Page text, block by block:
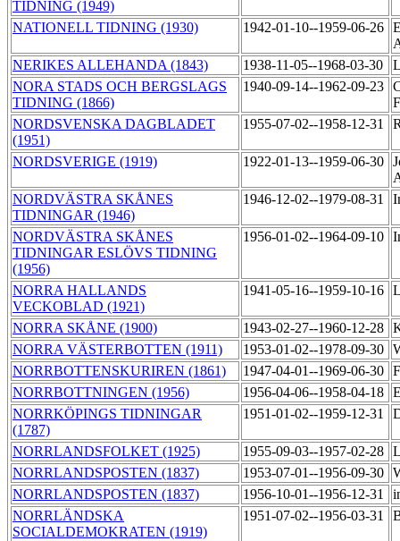
TIDNING (1949)
NATIONELL TIDNING (1930) 1942-01-10--1959-06-26
NERIKES ALLEHANDA (1843)
1938-11-05--1968-03-30
NORA STADS OCH BERGSLAGS
TIDNING (1866)
1940-09-14--1962-09-23
NORDSVENSKA DAGBLADET
(1951)
1955-07-02--1958-12-31
NORDSVERIGE (1919) 1922-01-13--1959-06-30
NORDVÄSTRA SKÅNES
TIDNINGAR (1946)
1946-12-02--1979-08-31
NORDVÄSTRA SKÅNES
TIDNINGAR ESLÖVS TIDNING
(1956)
1956-01-02--1964-09-10
NORRA HALLANDS
VECKOBLAD (1921)
1941-05-16--1959-10-16
NORRA SKÅNE (1900) 1943-02-27--1960-12-28
NORRA VÄSTERBOTTEN (1911)
1953-01-02--1978-09-30
NORRBOTTENSKURIREN (1861)
1947-04-01--1969-06-30
NORRBOTTNINGEN (1956)
1956-04-06--1958-04-18
NORRKÖPINGS TIDNINGAR
(1787)
1951-01-02--1959-12-31
NORRLANDSFOLKET (1925) 1955-09-03--1957-02-28
NORRLANDSPOSTEN (1837)
1953-07-01--1956-09-30
NORRLANDSPOSTEN (1837)
1956-10-01--1956-12-31
NORRLÄNDSKA
SOCIALDEMOKRATEN (1919)
1951-07-02--1956-03-31